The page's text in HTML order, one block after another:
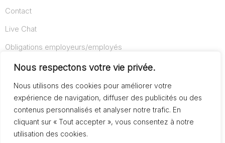
Nous respectons votre vie privée.
Nous utilisons des cookies pour améliorer votre
expérience de navigation, diffuser des publicités ou des
contenus personnalisés et analyser notre trafic. En
cliquant sur « Tout accepter », vous consentez à notre
utilisation des cookies.
Contact
Live Chat
Obligations employeurs/employés
Conditions d’utilisation
Mentions légales
© Copyright AideAuxSeniors.fr 2024. Designed and
Developed by